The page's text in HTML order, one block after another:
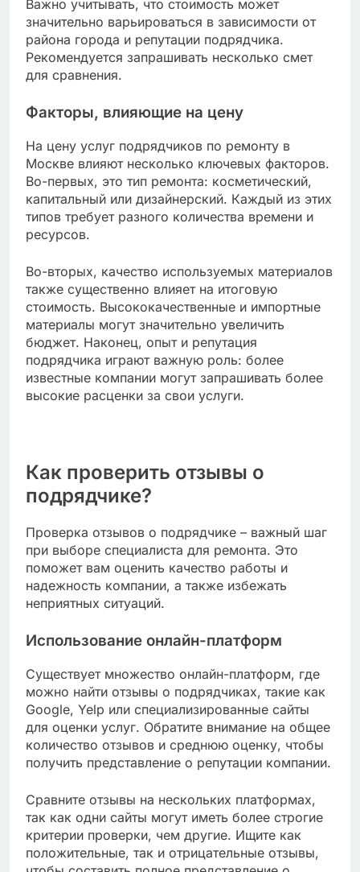
Москве составляет от 10 000 до 30 000 рублей
за квадратный метр. Например, простая
отделка может обойтись в нижней части этого
диапазона, в то время как капитальный ремонт
с заменой коммуникаций и
ближе к верхней границе.
Важно учитывать, что стоимость может
значительно варьироваться в зависимости от
района города и репутации подрядчика.
Рекомендуется запрашивать несколько смет
для сравнения.
На цену услуг подрядчиков по ремонту в
Москве влияют несколько ключевых факторов.
Во-первых, это тип ремонта: косметический,
капитальный или дизайнерский. Каждый из этих
типов требует разного количества времени и
ресурсов.
материалы могут значительно увеличить
бюджет. Наконец, опыт и репутация
подрядчика играют важную роль: более
известные компании могут запрашивать более
высокие расценки за свои услуги.
Как проверить отзывы о
подрядчике?
Проверка отзывов о подрядчике – важный шаг
при выборе специалиста для ремонта. Это
поможет вам оценить качество работы и